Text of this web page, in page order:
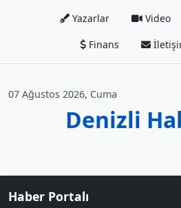
Yazarlar Video
Finans
07 Ağustos 2026, Cuma
Denizli
Haber Portalı